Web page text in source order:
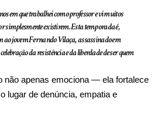
em que trabalhei como professor e vi muitos
simplesmente existirem. Esta temporada é,
ao jovem Fernando Vilaça, assassinado em
da resistência e da liberdade de ser quem
não apenas emociona — ela fortalece
lugar de denúncia, empatia e